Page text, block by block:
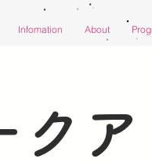
Infomation About
ク